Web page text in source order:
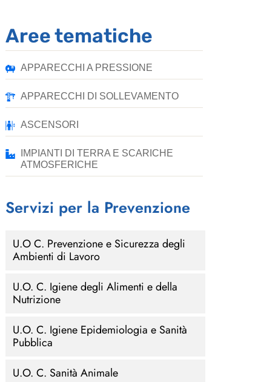
Aree tematiche
APPARECCHI A PRESSIONE
APPARECCHI DI SOLLEVAMENTO
ASCENSORI
IMPIANTI DI TERRA E SCARICHE
ATMOSFERICHE
Servizi per la Prevenzione
U.O C. Prevenzione e Sicurezza degli
Ambienti di Lavoro
U.O. C. Igiene degli Alimenti e della
Nutrizione
U.O. C. Igiene Epidemiologia e Sanità
Pubblica
U.O. C. Sanità Animale